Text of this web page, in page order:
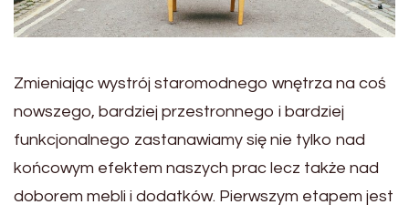
Zmieniając wystrój staromodnego wnętrza na coś
nowszego, bardziej przestronnego i bardziej
funkcjonalnego zastanawiamy się nie tylko nad
końcowym efektem naszych prac lecz także nad
doborem mebli i dodatków. Pierwszym etapem jest